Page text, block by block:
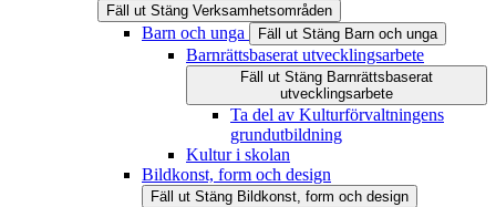
Fäll ut Stäng Verksamhetsområden
Barn och unga Fäll ut Stäng Barn och unga
Barnrättsbaserat utvecklingsarbete
Fäll ut Stäng Barnrättsbaserat
utvecklingsarbete
Ta del av Kulturförvaltningens
grundutbildning
Kultur i skolan
Bildkonst, form och design
Fäll ut Stäng Bildkonst, form och design